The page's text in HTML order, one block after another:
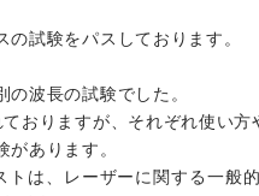
試験をパスしております。
波長の試験でした。
おりますが、それぞれ使い方
あります。
は、レーザーに関する一般